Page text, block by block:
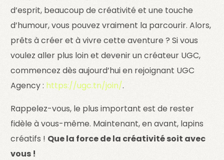
d’esprit, beaucoup de créativité et une touche
d’humour, vous pouvez vraiment la parcourir. Alors,
prêts à créer et à vivre cette aventure ? Si vous
voulez aller plus loin et devenir un créateur UGC,
commencez dès aujourd’hui en rejoignant UGC
Agency : https://ugc.tn/join/.
Rappelez-vous, le plus important est de rester
fidèle à vous-même. Maintenant, en avant, lapins
créatifs ! Que la force de la créativité soit avec
vous !